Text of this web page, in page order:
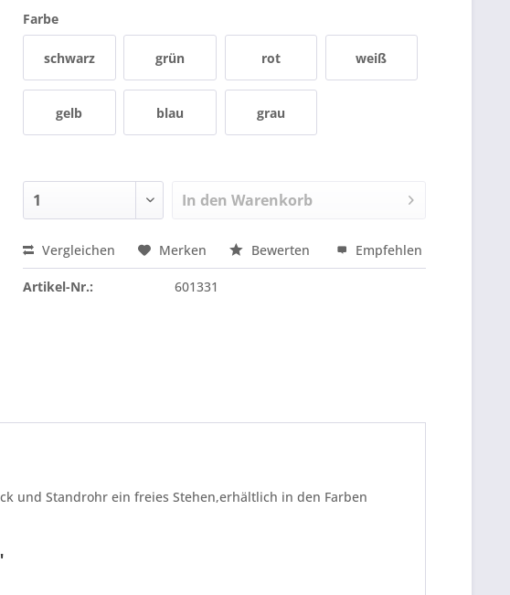
Farbe
schwarz grün rot weiß
gelb blau grau
In den Warenkorb
Preis anfragen
Vergleichen Merken Bewerten Empfehlen
Artikel-Nr.: 601331
und Standrohr ein freies Stehen,erhältlich in den Farben